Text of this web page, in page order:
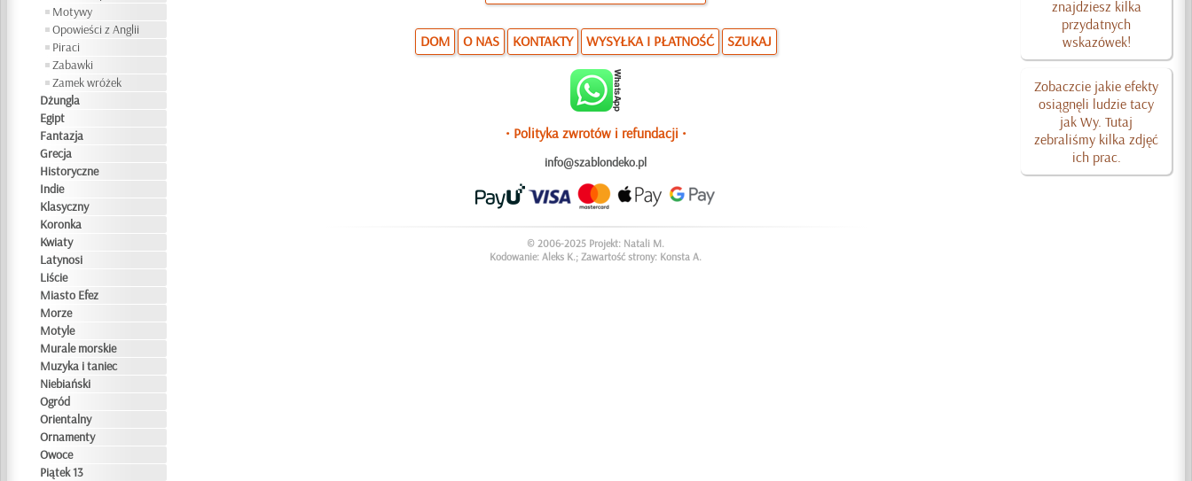
Motywy
Opowieści z Anglii
Piraci
Zabawki
Zamek wróżek
Dżungla
Egipt
Fantazja
Grecja
Historyczne
Indie
Klasyczny
Koronka
Kwiaty
Latynosi
Liście
Miasto Efez
Morze
Motyle
Murale morskie
Muzyka i taniec
Niebiański
Ogród
Orientalny
Ornamenty
Owoce
Piątek 13
znajdziesz kilka
przydatnych
wskazówek!
Zobaczcie jakie efekty
osiągnęli ludzie tacy
jak Wy. Tutaj
zebraliśmy kilka zdjęć
ich prac.
DOM O NAS KONTAKTY WYSYŁKA I PŁATNOŚĆ SZUKAJ
• Polityka zwrotów i refundacji •
info@szablondeko.pl
© 2006-2025 Projekt: Natali M.
Kodowanie: Aleks K.; Zawartość strony: Konsta A.